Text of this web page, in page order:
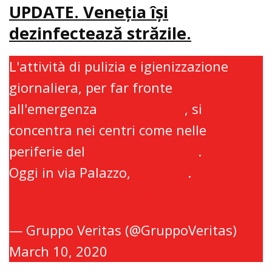
UPDATE. Veneţia îşi
dezinfectează străzile.
L'attività di pulizia e igienizzazione
giornaliera, per far fronte
all'emergenza
, si
concentra nei centri come nelle
periferie del
.
Oggi in via Palazzo,
.
— Gruppo Veritas (@GruppoVeritas)
March 10, 2020